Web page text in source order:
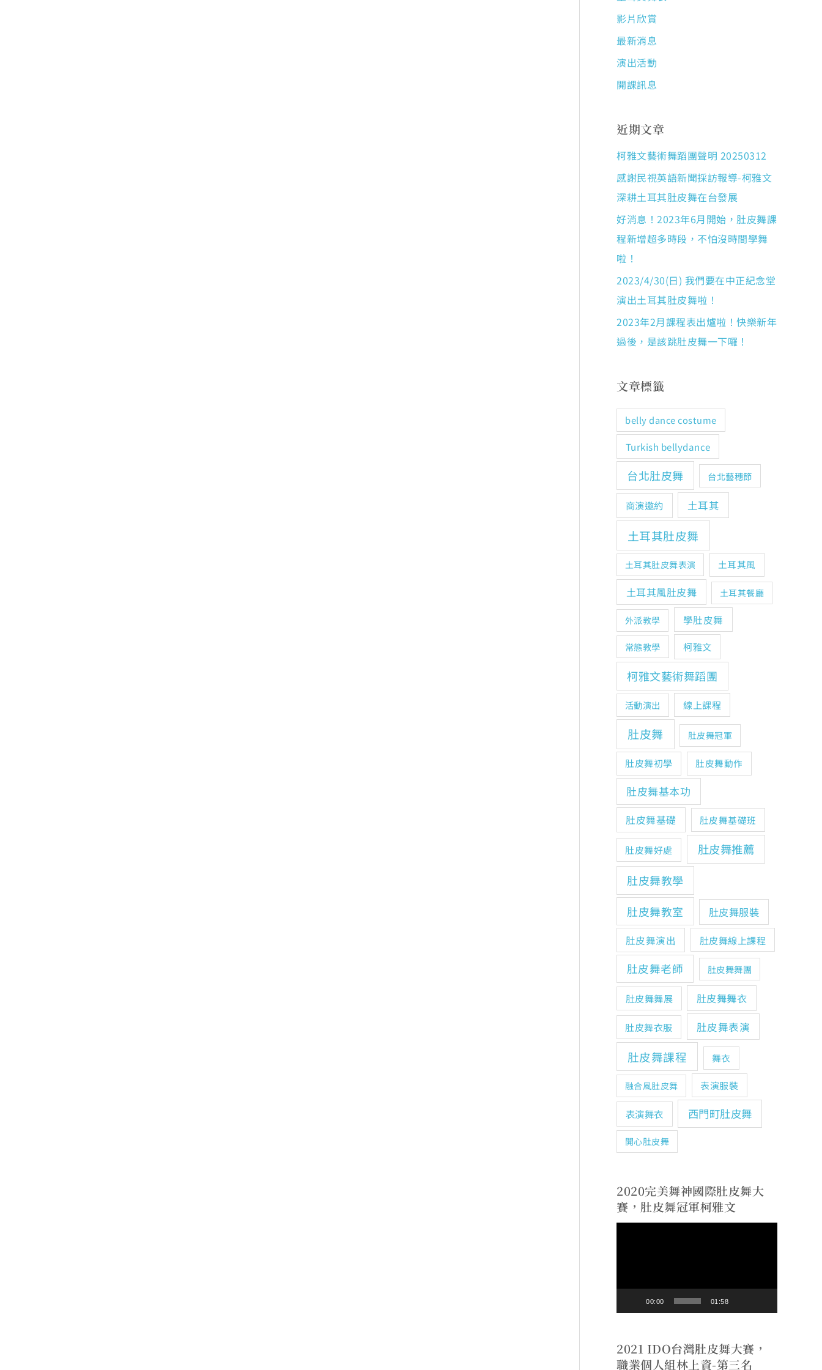
影片欣賞
最新消息
演出活動
開課訊息
近期文章
柯雅文藝術舞蹈團聲明 20250312
感謝民視英語新聞採訪報導-柯雅文
深耕土耳其肚皮舞在台發展
好消息！2023年6月開始，肚皮舞課
程新增超多時段，不怕沒時間學舞
啦！
2023/4/30(日) 我們要在中正紀念堂
演出土耳其肚皮舞啦！
2023年2月課程表出爐啦！快樂新年
過後，是該跳肚皮舞一下囉！
文章標籤
belly dance costume
Turkish bellydance
台北肚皮舞 台北藝穗節
商演邀約 土耳其
土耳其肚皮舞
土耳其肚皮舞表演 土耳其風
土耳其風肚皮舞 土耳其餐廳
外派教學 學肚皮舞
常態教學 柯雅文
柯雅文藝術舞蹈團
活動演出 線上課程
肚皮舞 肚皮舞冠軍
肚皮舞初學 肚皮舞動作
肚皮舞基本功
肚皮舞基礎 肚皮舞基礎班
肚皮舞好處
肚皮舞推薦
肚皮舞教學
肚皮舞教室
肚皮舞服裝
肚皮舞演出 肚皮舞線上課程
肚皮舞老師 肚皮舞舞團
肚皮舞舞展 肚皮舞舞衣
肚皮舞衣服 肚皮舞表演
肚皮舞課程 舞衣
融合風肚皮舞 表演服裝
表演舞衣 西門町肚皮舞
開心肚皮舞
2020完美舞神國際肚皮舞大
賽，肚皮舞冠軍柯雅文
放
器
00:00 01:58
2021 IDO台灣肚皮舞大賽，
職業個人組林上資-第三名